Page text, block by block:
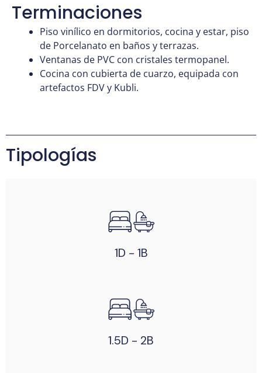
Terminaciones
Piso vinílico en dormitorios, cocina y estar, piso
de Porcelanato en baños y terrazas.
Ventanas de PVC con cristales termopanel.
Cocina con cubierta de cuarzo, equipada con
artefactos FDV y Kubli.
Tipologías
1D - 1B
1.5D - 2B